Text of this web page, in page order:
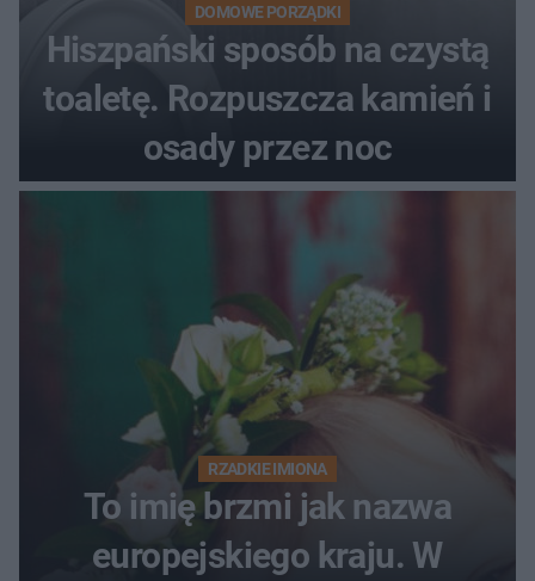
DOMOWE PORZĄDKI
Hiszpański sposób na czystą
toaletę. Rozpuszcza kamień i
osady przez noc
RZADKIE IMIONA
To imię brzmi jak nazwa
europejskiego kraju. W